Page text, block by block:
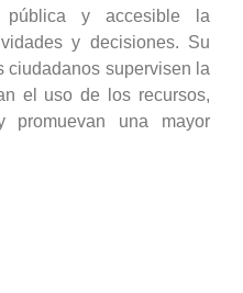
pública y accesible la
y decisiones. Su
ciudadanos supervisen la
el uso de los recursos,
promuevan una mayor